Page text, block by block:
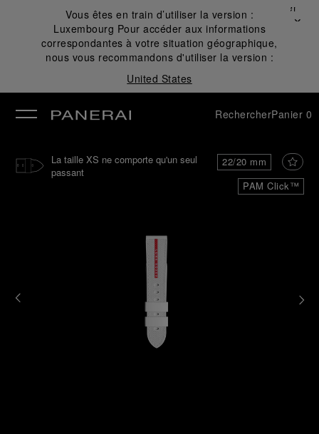
Vous êtes en train d’utiliser la version :
Luxembourg Pour accéder aux informations
correspondantes à votre situation géographique,
nous vous recommandons d'utiliser la version :
United States
Fermer
✕
RechercherPanier 0
PAM Click™
22/20 mm
La taille XS ne comporte qu'un seul
passant